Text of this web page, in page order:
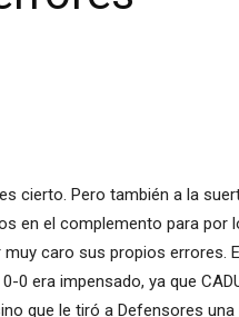
cierto. Pero también a la
en el complemento para por
caro sus propios errores.
era impensado, ya que
que le tiró a Defensores